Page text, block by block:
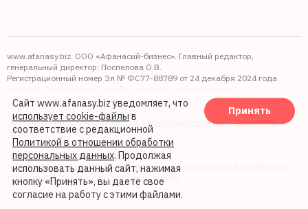
www.afanasy.biz. ООО «Афанасий-бизнес». Главный редактор,
генеральный директор: Поспелова О.В.
Регистрационный номер Эл № ФС77-88789 от 24 декабря 2024 года
Выдано: Федеральная служба по надзору в сфере связи,
информационных технологий и массовых коммуникаций (Роскомнадзор).
Правопреемником АО "Афанасий-бизнес" является ООО "Афанасий-
бизнес"
Политика обработки файлов cookie
Политика в отношении обработки персональных данных и реализации
требований к защите персональных данных
Сайт www.afanasy.biz уведомляет, что
использует cookie-файлы в
соответствие с редакционной
Политикой в отношении обработки
персональных данных. Продолжая
использовать данный сайт, нажимая
кнопку «Принять», вы даете свое
согласие на работу с этими файлами.
Принять